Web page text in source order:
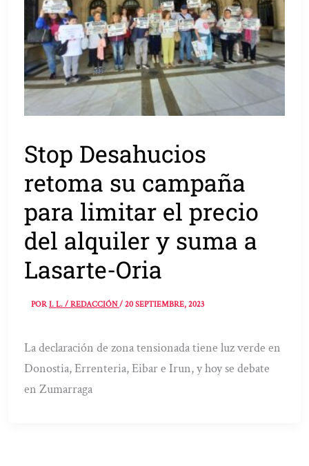
Stop Desahucios
retoma su campaña
para limitar el precio
del alquiler y suma a
Lasarte-Oria
PORI. L. / REDACCIÓN/20 SEPTIEMBRE, 2023
La declaración de zona tensionada tiene luz verde en
Donostia, Errenteria, Eibar e Irun, y hoy se debate
en Zumarraga